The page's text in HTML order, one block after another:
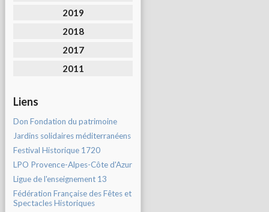
2019
2018
2017
2011
Liens
Don Fondation du patrimoine
Jardins solidaires méditerranéens
Festival Historique 1720
LPO Provence-Alpes-Côte d'Azur
Ligue de l'enseignement 13
Fédération Française des Fêtes et
Spectacles Historiques